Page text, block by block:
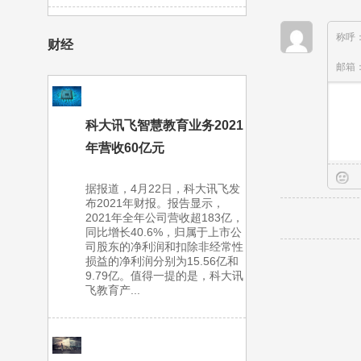
财经
科大讯飞智慧教育业务2021
年营收60亿元
据报道，4月22日，科大讯飞发
布2021年财报。报告显示，
2021年全年公司营收超183亿，
同比增长40.6%，归属于上市公
司股东的净利润和扣除非经常性
损益的净利润分别为15.56亿和
9.79亿。值得一提的是，科大讯
飞教育产...
称呼
邮箱